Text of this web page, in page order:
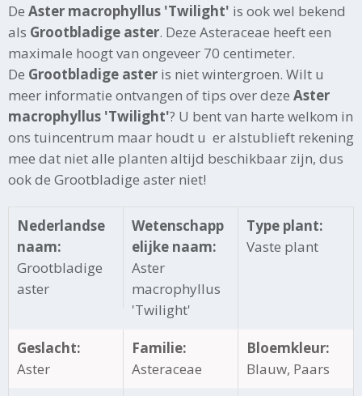
De Aster macrophyllus 'Twilight' is ook wel bekend
als Grootbladige aster. Deze Asteraceae heeft een
maximale hoogt van ongeveer 70 centimeter.
De Grootbladige aster is niet wintergroen. Wilt u
meer informatie ontvangen of tips over deze Aster
macrophyllus 'Twilight'? U bent van harte welkom in
ons tuincentrum maar houdt u er alstublieft rekening
mee dat niet alle planten altijd beschikbaar zijn, dus
ook de Grootbladige aster niet!
Nederlandse
naam:
Grootbladige
aster
Wetenschapp
elijke naam:
Aster
macrophyllus
'Twilight'
Type plant:
Vaste plant
Geslacht:
Aster
Familie:
Asteraceae
Bloemkleur:
Blauw, Paars